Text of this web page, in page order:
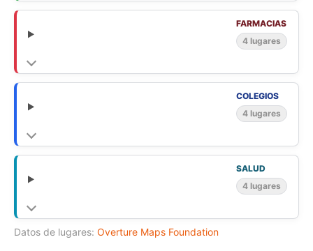
FARMACIAS
4 lugares
COLEGIOS
4 lugares
SALUD
4 lugares
Datos de lugares: Overture Maps Foundation